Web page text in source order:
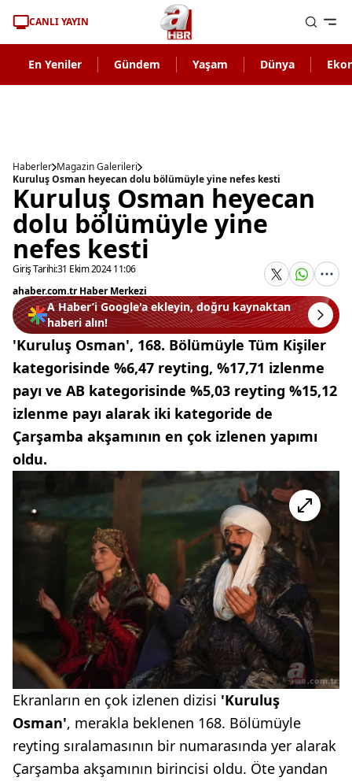
CANLI YAYIN
En Yeniler Gündem Yaşam Dünya
Haberler Magazin Galerileri
Kuruluş Osman heyecan dolu bölümüyle yine nefes kesti
Kuruluş Osman heyecan
dolu bölümüyle yine
nefes kesti
Giriş Tarihi:31 Ekim 2024 11:06
ahaber.com.tr Haber Merkezi
A Haber’i Google'a ekleyin, doğru kaynaktan
haberi alın!
'Kuruluş Osman', 168. Bölümüyle Tüm Kişiler
kategorisinde %6,47 reyting, %17,71 izlenme
payı ve AB kategorisinde %5,03 reyting %15,12
izlenme payı alarak iki kategoride de
Çarşamba akşamının en çok izlenen yapımı
oldu.
Ekranların en çok izlenen dizisi 'Kuruluş
Osman', merakla beklenen 168. Bölümüyle
reyting sıralamasının bir numarasında yer alarak
Çarşamba akşamının birincisi oldu. Öte yandan